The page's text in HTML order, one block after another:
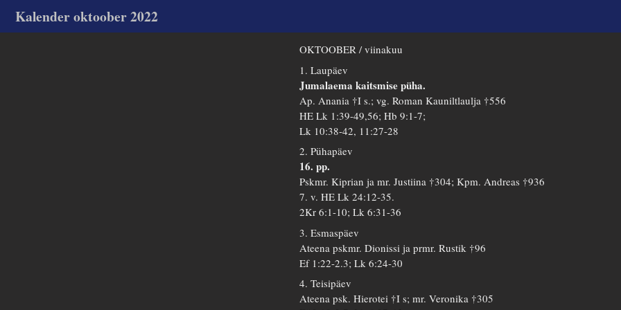
Kalender oktoober 2022
OKTOOBER / viinakuu
1. Laupäev
Jumalaema kaitsmise püha.
Ap. Anania †I s.; vg. Roman Kauniltlaulja †556
HE Lk 1:39-49,56; Hb 9:1-7;
Lk 10:38-42, 11:27-28
2. Pühapäev
16. pp.
Pskmr. Kiprian ja mr. Justiina †304; Kpm. Andreas †936
7. v. HE Lk 24:12-35.
2Kr 6:1-10; Lk 6:31-36
3. Esmaspäev
Ateena pskmr. Dionissi ja prmr. Rustik †96
Ef 1:22-2.3; Lk 6:24-30
4. Teisipäev
Ateena psk. Hierotei †I s; mr. Veronika †305